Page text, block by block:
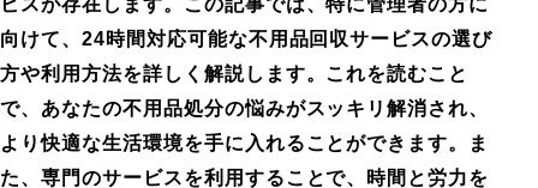
向けて、24時間対応可能な不用品回収サービスの選び
方や利用方法を詳しく解説します。これを読むこと
で、あなたの不用品処分の悩みがスッキリ解消され、
より快適な生活環境を手に入れることができます。ま
た、専門のサービスを利用することで、時間と労力を